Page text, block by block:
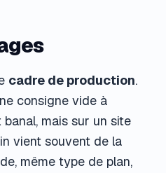
cadre de production.
consigne vide à
mais sur un site
vient souvent de la
même type de plan,